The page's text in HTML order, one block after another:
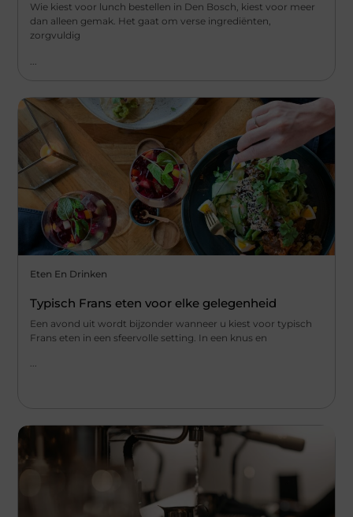
Wie kiest voor lunch bestellen in Den Bosch, kiest voor meer
dan alleen gemak. Het gaat om verse ingrediënten,
zorgvuldig
Eten En Drinken
Typisch Frans eten voor elke gelegenheid
Een avond uit wordt bijzonder wanneer u kiest voor typisch
Frans eten in een sfeervolle setting. In een knus en
...